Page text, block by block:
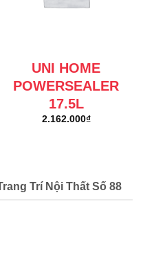
UNI HOME
POWERSEALER
17.5L
2.162.000₫
Trí Nội Thất Số 88